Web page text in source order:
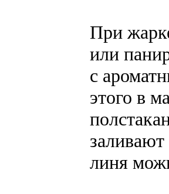
При
или
с
этого в
линя